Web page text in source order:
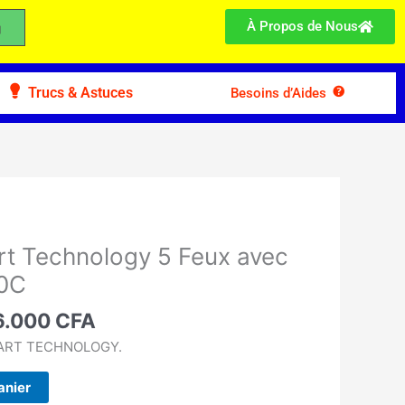
À Propos de Nous
Trucs & Astuces Besoins d’Aides
Technology 5 Feux avec
:
CFA.
CFA
prix
actuel
TECHNOLOGY.